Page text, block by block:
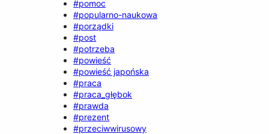
#pomoc
#popularno-naukowa
#porządki
#post
#potrzeba
#powieść
#powieść japońska
#praca
#praca_głębok
#prawda
#prezent
#przeciwwirusowy